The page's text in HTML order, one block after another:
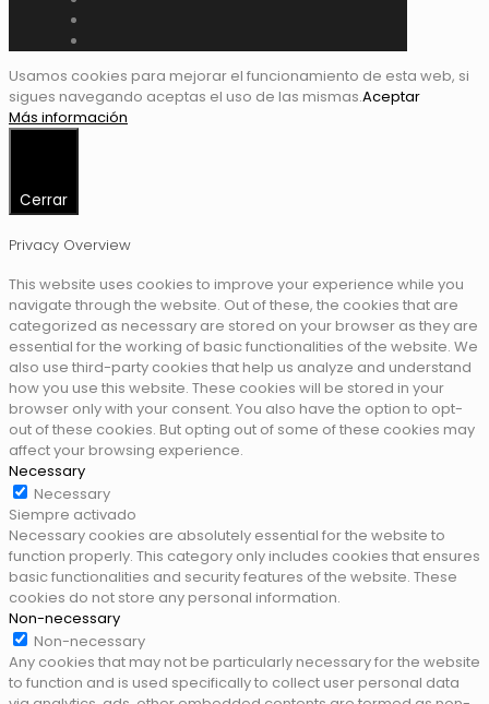
Usamos cookies para mejorar el funcionamiento de esta web, si
sigues navegando aceptas el uso de las mismas.Aceptar
Más información
Cerrar
Privacy Overview
This website uses cookies to improve your experience while you
navigate through the website. Out of these, the cookies that are
categorized as necessary are stored on your browser as they are
essential for the working of basic functionalities of the website. We
also use third-party cookies that help us analyze and understand
how you use this website. These cookies will be stored in your
browser only with your consent. You also have the option to opt-
out of these cookies. But opting out of some of these cookies may
affect your browsing experience.
Necessary
Necessary
Siempre activado
Necessary cookies are absolutely essential for the website to
function properly. This category only includes cookies that ensures
basic functionalities and security features of the website. These
cookies do not store any personal information.
Non-necessary
Non-necessary
Any cookies that may not be particularly necessary for the website
to function and is used specifically to collect user personal data